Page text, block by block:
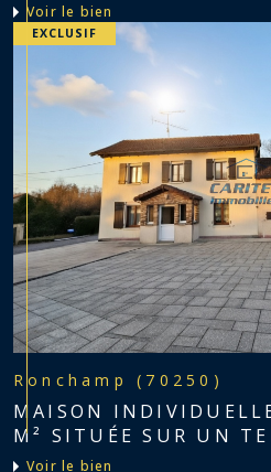
voir le bien
EXCLUSIF
Ronchamp (70250)
MAISON
M² SITUÉE SUR UN
voir le bien